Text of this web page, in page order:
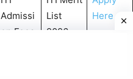
Admissi
on Fees
List
2026
Here